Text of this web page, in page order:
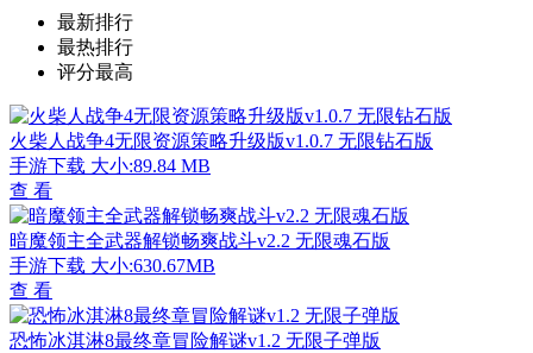
最新排行
最热排行
评分最高
火柴人战争4无限资源策略升级版v1.0.7 无限钻石版
手游下载 大小:89.84 MB
查 看
暗魔领主全武器解锁畅爽战斗v2.2 无限魂石版
手游下载 大小:630.67MB
查 看
恐怖冰淇淋8最终章冒险解谜v1.2 无限子弹版